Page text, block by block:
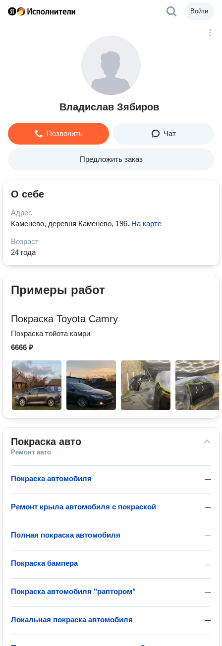
Войти
Владислав Зябиров
Позвонить Чат
Предложить заказ
О себе
Адрес
Каменево, деревня Каменево, 196. На карте
Возраст
24 года
Примеры работ
Покраска Toyota Camry
Покраска тойота камри
6666 ₽
Покраска авто
Ремонт авто
—
Покраска автомобиля
—
Ремонт крыла автомобиля с покраской
—
Полная покраска автомобиля
—
Покраска бампера
—
Покраска автомобиля "раптором"
—
Локальная покраска автомобиля